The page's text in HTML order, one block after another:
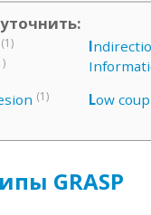
(1)
(1)
I
Low
GRASP